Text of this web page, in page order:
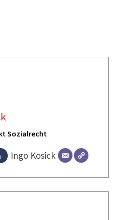
Sozialrecht
Ingo Kosick